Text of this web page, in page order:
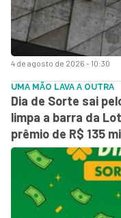
4 de agosto de 2026 - 10:30
UMA MÃO LAVA A OUTRA
Dia de Sorte sai
limpa a barra da
prêmio de R$ 135